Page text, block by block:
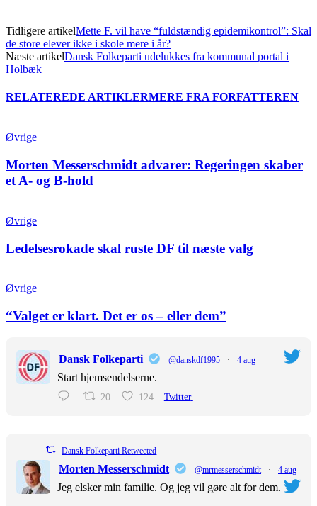
Tidligere artikelMette F. vil have “fuldstændig epidemikontrol”: Skal
de store elever ikke i skole mere i år?
Næste artikelDansk Folkeparti udelukkes fra kommunal portal i
Holbæk
RELATEREDE ARTIKLERMERE FRA FORFATTEREN
Øvrige
Morten Messerschmidt advarer: Regeringen skaber
et A- og B-hold
Øvrige
Ledelsesrokade skal ruste DF til næste valg
Øvrige
“Valget er klart. Det er os – eller dem”
Dansk Folkeparti @danskdf1995 · 4 aug
Start hjemsendelserne.
20 124 Twitter
Dansk Folkeparti Retweeted
Morten Messerschmidt @mrmesserschmidt · 4 aug
Jeg elsker min familie. Og jeg vil gøre alt for dem.